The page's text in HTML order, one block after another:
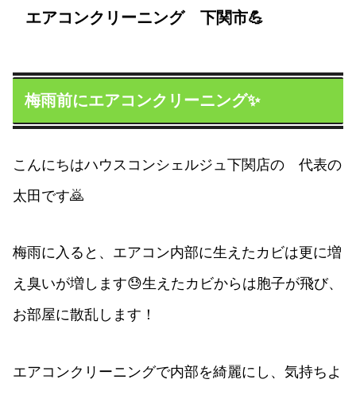
エアコンクリーニング 下関市💪
梅雨前にエアコンクリーニング✨
こんにちはハウスコンシェルジュ下関店の 代表の
太田です🙇
梅雨に入ると、エアコン内部に生えたカビは更に増
え臭いが増します😓生えたカビからは胞子が飛び、
お部屋に散乱します！
エアコンクリーニングで内部を綺麗にし、気持ちよ